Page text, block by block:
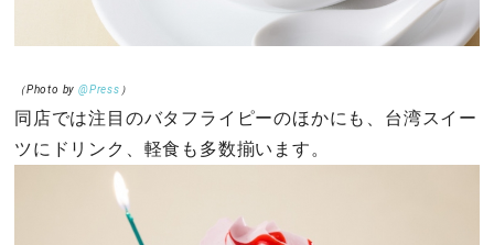
（Photo by @Press ）
同店では注目のバタフライピーのほかにも、台湾スイー
ツにドリンク、軽食も多数揃います。